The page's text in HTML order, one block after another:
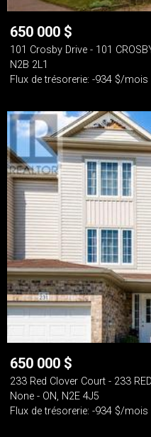
650 000 $
101 Crosby Drive - 101
N2B 2L1
Flux de trésorerie: -934 $/mois
650 000 $
233 Red Clover Court - 233
None - ON, N2E 4J5
Flux de trésorerie: -934 $/mois